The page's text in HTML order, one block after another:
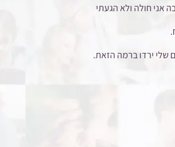
בה אני חולה ולא הגעתי
שלי ירדו ברמה הזאת.